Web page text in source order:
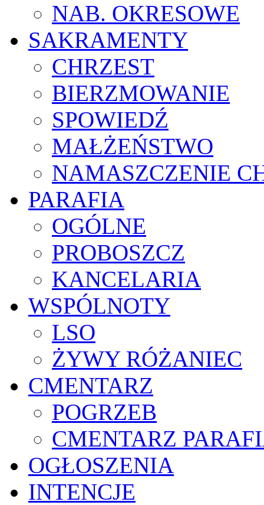
NAB. OKRESOWE
SAKRAMENTY
CHRZEST
BIERZMOWANIE
SPOWIEDŹ
MAŁŻEŃSTWO
NAMASZCZENIE
PARAFIA
OGÓLNE
PROBOSZCZ
KANCELARIA
WSPÓLNOTY
LSO
ŻYWY RÓŻANIEC
CMENTARZ
POGRZEB
CMENTARZ
OGŁOSZENIA
INTENCJE